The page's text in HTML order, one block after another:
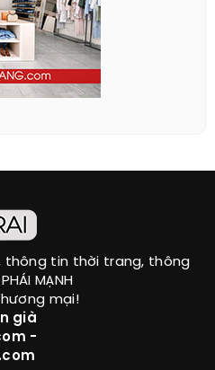
thông tin thời trang, thông
MẠNH
mại!
già
-